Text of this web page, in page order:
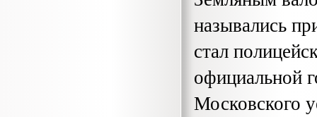
назывались
стал
официальной
Московского